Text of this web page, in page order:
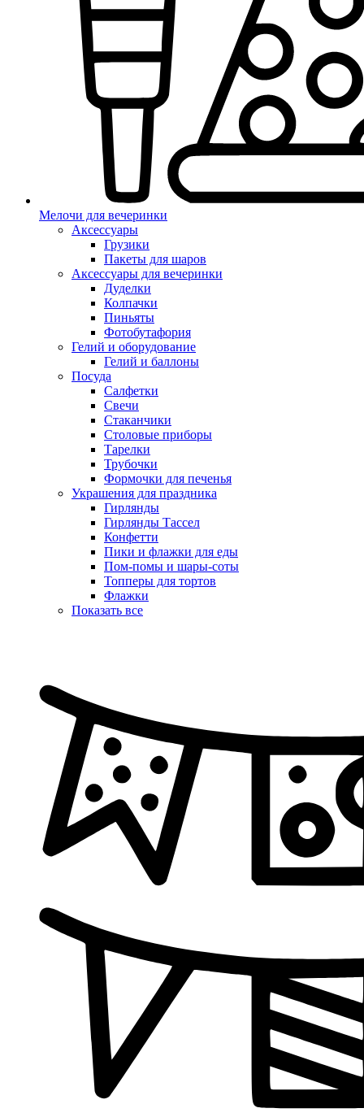
Мелочи для вечеринки
Аксессуары
Грузики
Пакеты для шаров
Аксессуары для вечеринки
Дуделки
Колпачки
Пиньяты
Фотобутафория
Гелий и оборудование
Гелий и баллоны
Посуда
Салфетки
Свечи
Стаканчики
Столовые приборы
Тарелки
Трубочки
Формочки для печенья
Украшения для праздника
Гирлянды
Гирлянды Тассел
Конфетти
Пики и флажки для еды
Пом-помы и шары-соты
Топперы для тортов
Флажки
Показать все